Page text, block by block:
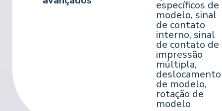
específicos de
modelo, sinal
de contato
interno, sinal
de contato de
impressão
múltipla,
deslocamento
de modelo,
rotação de
modelo